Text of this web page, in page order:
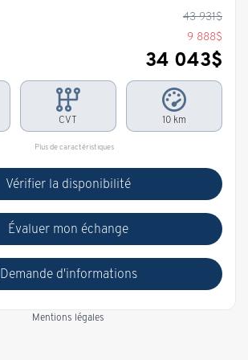
43 931$
9 888$
34 043$
CVT 10 km
Plus de caractéristiques
Vérifier la disponibilité
Évaluer mon échange
Demande d'informations
Mentions légales